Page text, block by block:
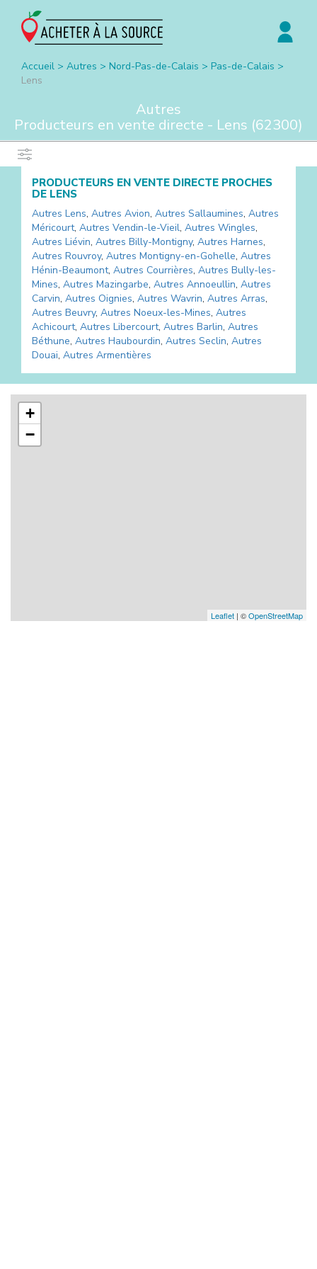
Accueil > Autres > Nord-Pas-de-Calais > Pas-de-Calais >
Lens
Autres
Producteurs en vente directe - Lens (62300)
PRODUCTEURS EN VENTE DIRECTE PROCHES
DE LENS
Autres Lens, Autres Avion, Autres Sallaumines, Autres
Méricourt, Autres Vendin-le-Vieil, Autres Wingles,
Autres Liévin, Autres Billy-Montigny, Autres Harnes,
Autres Rouvroy, Autres Montigny-en-Gohelle, Autres
Hénin-Beaumont, Autres Courrières, Autres Bully-les-
Mines, Autres Mazingarbe, Autres Annoeullin, Autres
Carvin, Autres Oignies, Autres Wavrin, Autres Arras,
Autres Beuvry, Autres Noeux-les-Mines, Autres
Achicourt, Autres Libercourt, Autres Barlin, Autres
Béthune, Autres Haubourdin, Autres Seclin, Autres
Douai, Autres Armentières
+
−
Leaflet | ©OpenStreetMap